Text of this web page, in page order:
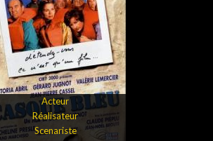
Acteur
Réalisateur
Scenariste